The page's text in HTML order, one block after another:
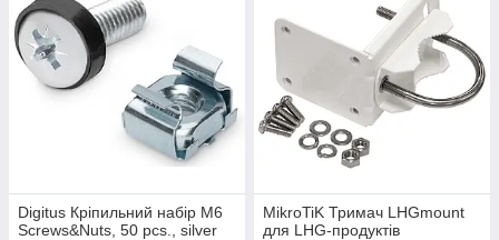
Digitus Кріпильний набір M6
Screws&Nuts, 50 pcs., silver
MikroTiK Тримач LHGmount
для LHG-продуктiв